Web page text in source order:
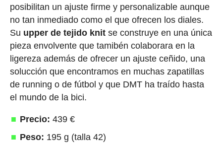
posibilitan un ajuste firme y personalizable aunque
no tan inmediado como el que ofrecen los diales.
Su upper de tejido knitse construye en una única
pieza envolvente que tamibén colaborara en la
ligereza además de ofrecer un ajuste ceñido, una
solucción que encontramos en muchas zapatillas
de running o de fútbol y que DMT ha traído hasta
el mundo de la bici.
Precio: 439 €
Peso: 195 g (talla 42)